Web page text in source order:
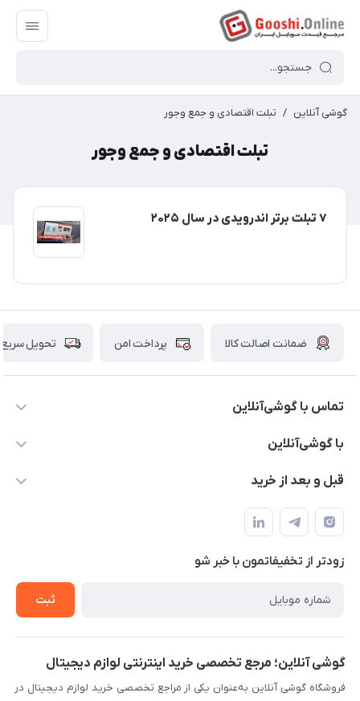
گوشی آنلاین / تبلت اقتصادی و جمع وجور
تبلت اقتصادی و جمع وجور
۷ تبلت برتر اندرویدی در سال ۲۰۲۵
ضمانت اصالت کالا پرداخت امن تحویل سریع
تماس با گوشی‌آنلاین
۰۲۱91001221
با گوشی‌آنلاین
درباره ما
حساب کاربری
حریم خصوصی
بلاگ
قبل و بعد از خرید
نحوه خرید از گوشی آنلاین
شرایط ضمانت هفت روزه
روش ارسال کالا در گوشی آنلاین
روش بازگردانی کالا
زودتر از تخفیفاتمون با خبر شو
ثبت
گوشی آنلاین؛ مرجع تخصصی خرید اینترنتی لوازم دیجیتال
فروشگاه گوشی آنلاین به‌عنوان یکی از مراجع تخصصی خرید لوازم دیجیتال در